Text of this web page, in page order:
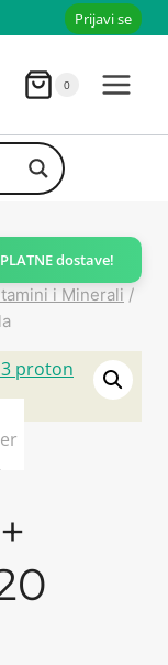
Prijavi se
0
dostave!
i Minerali /